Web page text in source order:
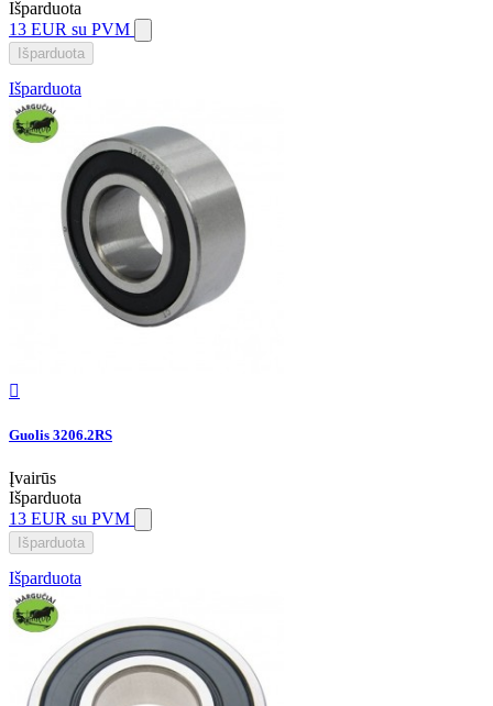
Išparduota
13 EUR su PVM
Išparduota
Išparduota

Guolis 3206.2RS
Įvairūs
Išparduota
13 EUR su PVM
Išparduota
Išparduota